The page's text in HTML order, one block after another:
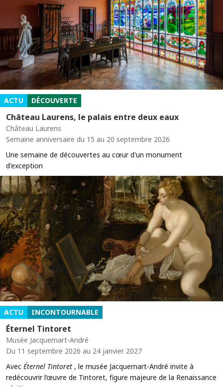
ACTU DÉCOUVERTE
Château Laurens, le palais entre deux eaux
Château Laurens
Semaine anniversaire du 15 au 20 septembre 2026
Une semaine de découvertes au cœur d'un monument
d'exception
ACTU INCONTOURNABLE
Éternel Tintoret
Musée Jacquemart-André
Du 11 septembre 2026 au 24 janvier 2027
Avec Éternel Tintoret , le musée Jacquemart-André invite à
redécouvrir l’œuvre de Tintoret, figure majeure de la Renaissance